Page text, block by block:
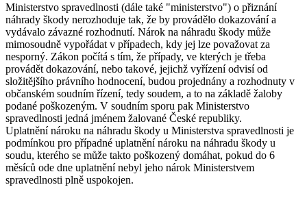
Ministerstvo spravedlnosti (dále také "ministerstvo") o přiznání
náhrady škody nerozhoduje tak, že by provádělo dokazování a
vydávalo závazné rozhodnutí. Nárok na náhradu škody může
mimosoudně vypořádat v případech, kdy jej lze považovat za
nesporný. Zákon počítá s tím, že případy, ve kterých je třeba
provádět dokazování, nebo takové, jejichž vyřízení odvisí od
složitějšího právního hodnocení, budou projednány a rozhodnuty v
občanském soudním řízení, tedy soudem, a to na základě žaloby
podané poškozeným. V soudním sporu pak Ministerstvo
spravedlnosti jedná jménem žalované České republiky.
Uplatnění nároku na náhradu škody u Ministerstva spravedlnosti je
podmínkou pro případné uplatnění nároku na náhradu škody u
soudu, kterého se může takto poškozený domáhat, pokud do 6
měsíců ode dne uplatnění nebyl jeho nárok Ministerstvem
spravedlnosti plně uspokojen.